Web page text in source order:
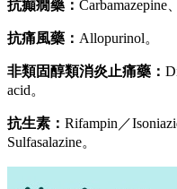
抗癲癇藥： Carbamazepine
抗痛風藥： Allopurinol。
非類固醇類消炎止痛藥：
acid。
抗生素： Rifampin／
Sulfasalazine。